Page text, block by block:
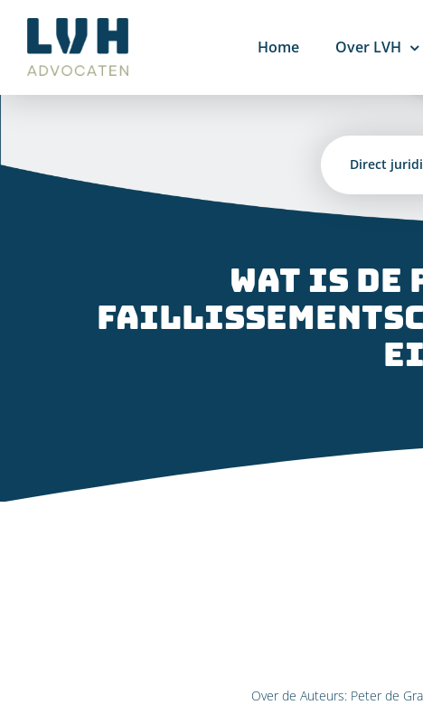
inhoud
Direct
Home Over LVH
Wat is
Over de Auteurs: Peter de